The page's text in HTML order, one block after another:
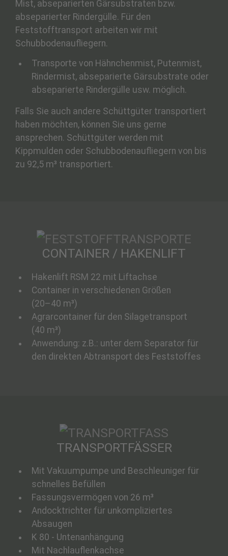
Mist, abseparierten Gärsubstraten bzw.
abseparierter Rindergülle. Für den
Feststofftransport arbeiten wir mit
Schubbodenaufliegern.
Transporte von Hähnchenmist, Putenmist,
Rindermist, abseparierte Gärsubstrate oder
abseparierte Rindergülle usw. möglich.
Falls Sie auch andere Schüttgüter transportiert
haben möchten, können Sie uns gerne
ansprechen. Schüttgüter werden mit
Kippmulden oder Schubbodenaufliegern von bis
zu 92,5 m³ transportiert.
CONTAINER / HAKENLIFT
Hakenlift RSM 22 mit Liftachse
Container in verschiedenen Größen
(20–40 m³)
Agrarcontainer für den Silagetransport
(40 m³)
Anwendung: z.B.: unter dem Separator für
den direkten Abtransport des Feststoffes
TRANSPORTFÄSSER
Mit Vakuumpumpe und Beschleuniger für
schnelles Befüllen
Fassungsvermögen von 26 m³
Andocktrichter für unkompliziertes
Absaugen
K 80 - Untenanhängung
Mit Nachlauflenkachse